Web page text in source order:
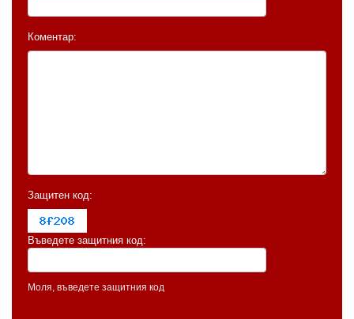
Коментар:
Защитен код:
Въведете защитния код:
Моля, въведете защитния код